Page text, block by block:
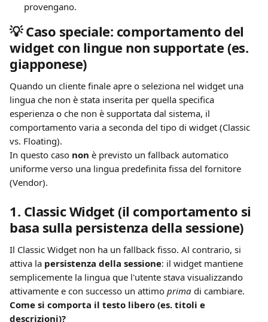
provengano.
💡 Caso speciale: comportamento del
widget con lingue non supportate (es.
giapponese)
Quando un cliente finale apre o seleziona nel widget una
lingua che non è stata inserita per quella specifica
esperienza o che non è supportata dal sistema, il
comportamento varia a seconda del tipo di widget (Classic
vs. Floating).
In questo caso non è previsto un fallback automatico
uniforme verso una lingua predefinita fissa del fornitore
(Vendor).
1. Classic Widget (il comportamento si
basa sulla persistenza della sessione)
Il Classic Widget non ha un fallback fisso. Al contrario, si
attiva la persistenza della sessione: il widget mantiene
semplicemente la lingua que l'utente stava visualizzando
attivamente e con successo un attimo prima di cambiare.
Come si comporta il testo libero (es. titoli e
descrizioni)?